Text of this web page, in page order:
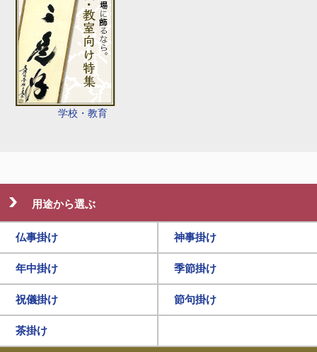
学校・教育
用途から選ぶ
仏事掛け 神事掛け
年中掛け 季節掛け
祝儀掛け 節句掛け
茶掛け